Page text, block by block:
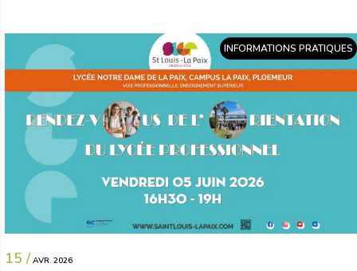
INFORMATIONS PRATIQUES
15 / AVR. 2026